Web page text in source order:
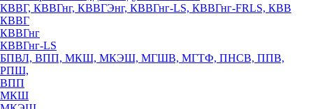
КВВГ, КВВГнг, КВВГЭнг, КВВГнг-LS, КВВГнг-FRLS, КВВ
КВВГ
КВВГнг
КВВГнг-LS
БПВЛ, ВПП, МКШ, МКЭШ, МГШВ, МГТФ, ПНСВ, ППВ,
РПШ,
ВПП
МКШ